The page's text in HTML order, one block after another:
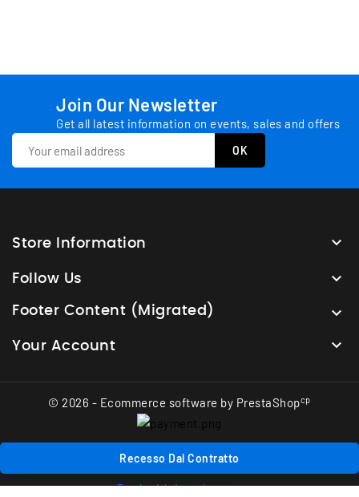
Join Our Newsletter
Get all latest information on events, sales and offers
Store Information 
Follow Us 
Footer Content (Migrated) 
Your Account 
© 2026 - Ecommerce software by PrestaShopcp
Recesso Dal Contratto
Track withdrawal status